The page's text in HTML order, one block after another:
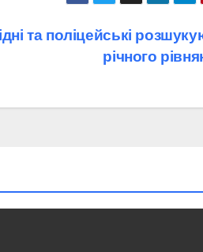
та поліцейські
річного